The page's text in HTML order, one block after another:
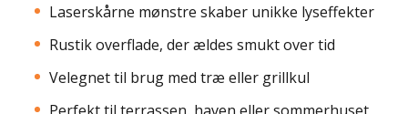
Laserskårne mønstre skaber unikke lyseffekter
Rustik overflade, der ældes smukt over tid
Velegnet til brug med træ eller grillkul
Perfekt til terrassen, haven eller sommerhuset